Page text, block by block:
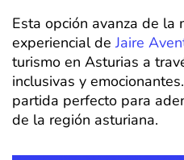
Esta opción avanza de la
experiencial deJaire
turismo en Asturias a
inclusivas y
partida perfecto para
de la región asturiana.